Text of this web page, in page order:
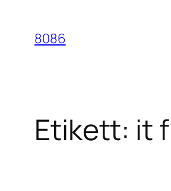
innehåll
8086
Etikett: it